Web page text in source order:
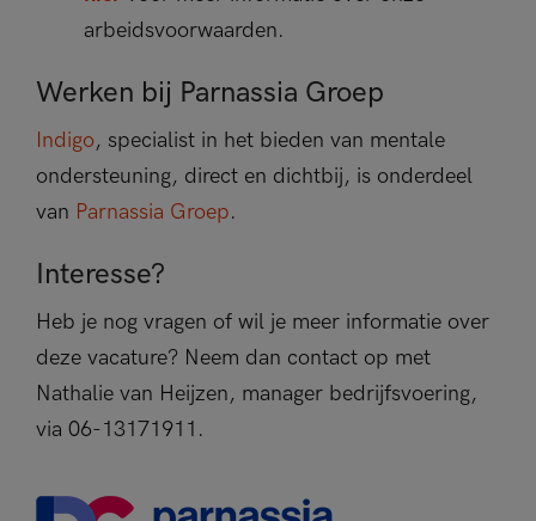
arbeidsvoorwaarden.
Werken bij Parnassia Groep
Indigo, specialist in het bieden van mentale
ondersteuning, direct en dichtbij, is onderdeel
van Parnassia Groep.
Interesse?
Heb je nog vragen of wil je meer informatie over
deze vacature? Neem dan contact op met
Nathalie van Heijzen, manager bedrijfsvoering,
via 06-13171911.